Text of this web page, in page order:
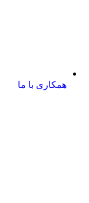
همکاری با ما